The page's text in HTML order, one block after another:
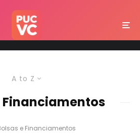
A to Z
Financiamentos
e Financiamentos